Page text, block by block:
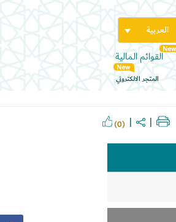
العربية
القوائم المالية
المتجر الالكتروني
(0)